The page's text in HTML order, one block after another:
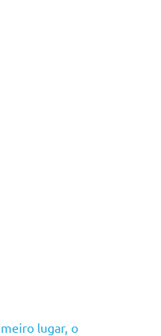
lugar, o